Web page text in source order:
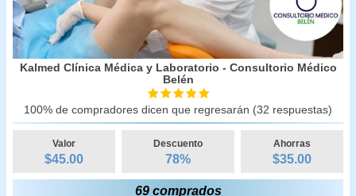
Kalmed Clínica Médica y Laboratorio - Consultorio Médico
Belén
100% de compradores dicen que regresarán (32 respuestas)
Valor
$45.00
Descuento
78%
Ahorras
$35.00
69 comprados